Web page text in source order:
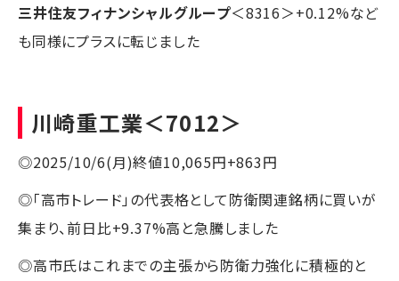
三井住友フィナンシャルグループ＜8316＞+0.12%など
も同様にプラスに転じました
川崎重工業＜7012＞
◎2025/10/6(月)終値10,065円+863円
◎「高市トレード」の代表格として防衛関連銘柄に買いが
集まり、前日比+9.37%高と急騰しました
◎高市氏はこれまでの主張から防衛力強化に積極的と